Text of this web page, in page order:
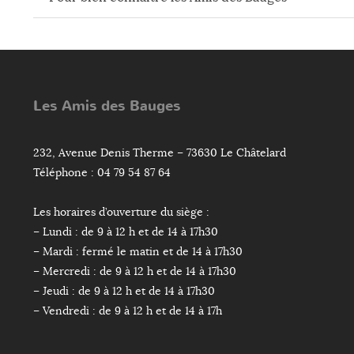
Les Amis des Bauges
232, Avenue Denis Therme – 73630 Le Châtelard
Téléphone : 04 79 54 87 64
Les horaires d’ouverture du siège :
– Lundi : de 9 à 12 h et de 14 à 17h30
– Mardi : fermé le matin et de 14 à 17h30
– Mercredi : de 9 à 12 h et de 14 à 17h30
– Jeudi : de 9 à 12 h et de 14 à 17h30
– Vendredi : de 9 à 12 h et de 14 à 17h